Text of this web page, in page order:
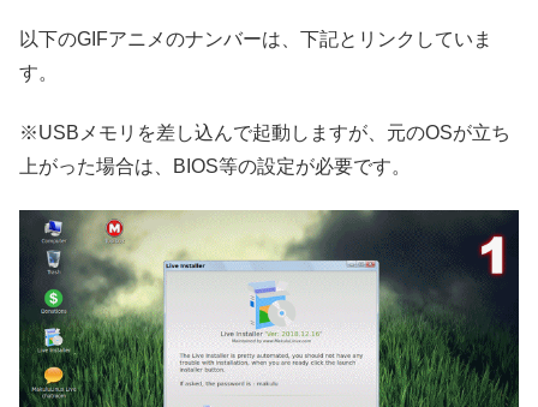
以下のGIFアニメのナンバーは、下記とリンクしていま
す。
※USBメモリを差し込んで起動しますが、元のOSが立ち
上がった場合は、BIOS等の設定が必要です。